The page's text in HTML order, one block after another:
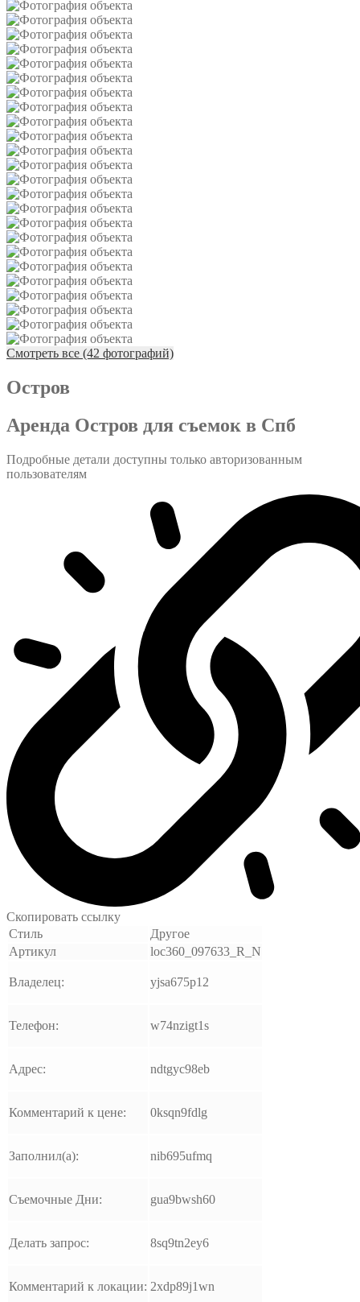
Смотреть все (42 фотографий)
Остров
Аренда Остров для съемок в Спб
Подробные детали доступны только авторизованным
пользователям
Скопировать ссылку
Стиль
Другое
Артикул
loc360_097633_R_N
Владелец: yjsa675p12
Телефон: w74nzigt1s
Адрес: ndtgyc98eb
Комментарий к цене: 0ksqn9fdlg
Заполнил(а): nib695ufmq
Съемочные Дни: gua9bwsh60
Делать запрос: 8sq9tn2ey6
Комментарий к локации: 2xdp89j1wn